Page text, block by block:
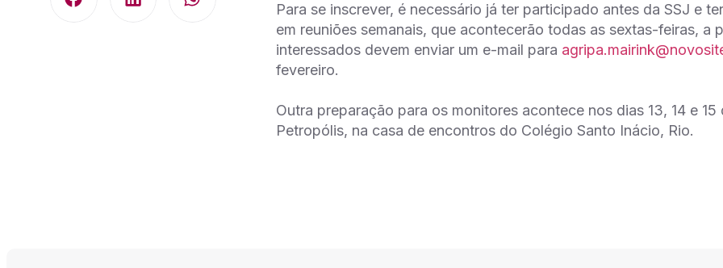
Para se inscrever, é necessário já ter participado antes da SSJ e
em reuniões semanais, que acontecerão todas as sextas-feiras, a
interessados devem enviar um e-mail para
fevereiro.
Outra preparação para os monitores acontece nos dias 13, 14 e
Petropólis, na casa de encontros do Colégio Santo Inácio, Rio.